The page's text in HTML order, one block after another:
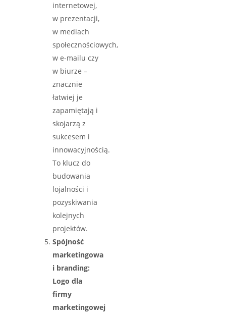
internetowej,
w prezentacji,
w mediach
społecznościowych,
w e-mailu czy
w biurze –
znacznie
łatwiej je
zapamiętają i
skojarzą z
sukcesem i
innowacyjnością.
To klucz do
budowania
lojalności i
pozyskiwania
kolejnych
projektów.
Spójność
marketingowa
i branding:
Logo dla
firmy
marketingowej